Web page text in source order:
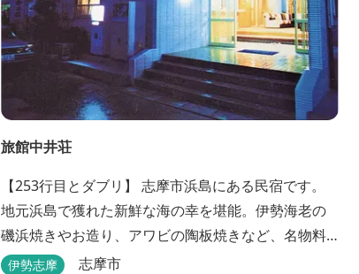
旅館中井荘
【253行目とダブリ】 志摩市浜島にある民宿です。
地元浜島で獲れた新鮮な海の幸を堪能。伊勢海老の
磯浜焼きやお造り、アワビの陶板焼きなど、名物料
理を味わうことができます。
伊勢志摩 志摩市